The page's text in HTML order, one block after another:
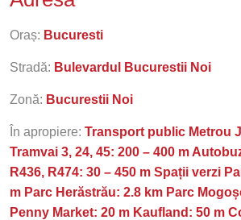
Oraș: Bucuresti
Stradă: Bulevardul Bucurestii Noi
Zonă: Bucurestii Noi
În apropiere: Transport public Metrou
Tramvai 3, 24, 45: 200 – 400 m
R436, R474: 30 – 450 m Spații verzi
m Parc Herăstrău: 2.8 km Parc
Penny Market: 20 m Kaufland: 50 m